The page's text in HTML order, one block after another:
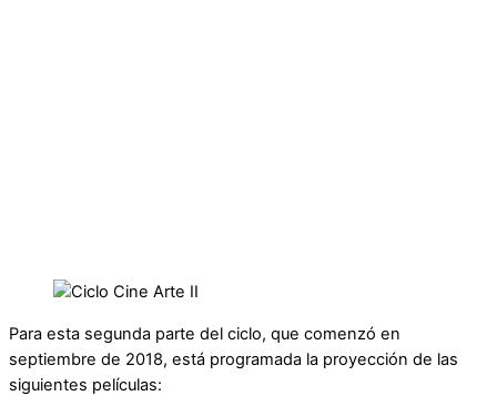
Para esta segunda parte del ciclo, que comenzó en
septiembre de 2018, está programada la proyección de las
siguientes películas: